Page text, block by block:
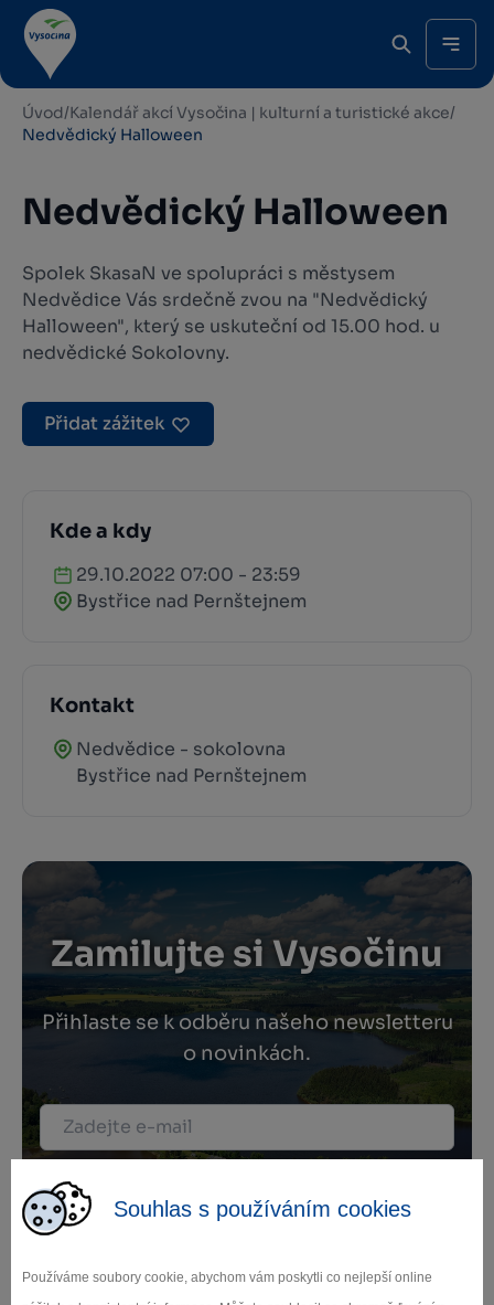
Souhlas s používáním cookies
Používáme soubory cookie, abychom vám poskytli co nejlepší online
Úvod/Kalendář akcí Vysočina | kulturní a turistické akce/
Nedvědický Halloween
Nedvědický Halloween
Spolek SkasaN ve spolupráci s městysem
Nedvědice Vás srdečně zvou na "Nedvědický
Halloween", který se uskuteční od 15.00 hod. u
nedvědické Sokolovny.
Přidat zážitek
Kde a kdy
29.10.2022 07:00 - 23:59
Bystřice nad Pernštejnem
Kontakt
Nedvědice - sokolovna
Bystřice nad Pernštejnem
Zamilujte si Vysočinu
Přihlaste se k odběru našeho newsletteru
o novinkách.
Odebírat